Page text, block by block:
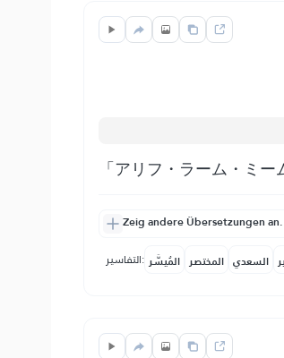
「アリフ・ラーム・ミ
Zeig andere Übersetzungen an.
التفاسير: المُيسَّر المختصر السعدي